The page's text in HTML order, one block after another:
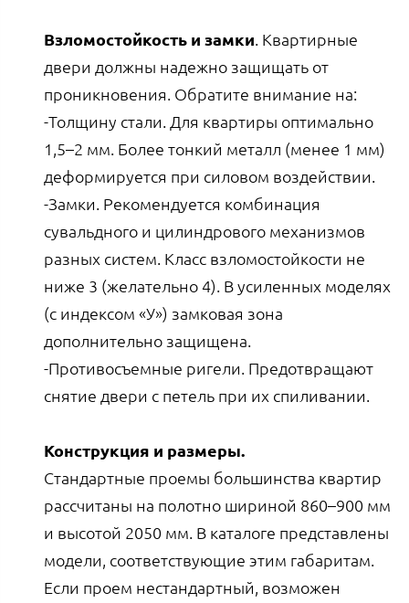
Взломостойкость и замки. Квартирные
двери должны надежно защищать от
проникновения. Обратите внимание на:
-Толщину стали. Для квартиры оптимально
1,5–2 мм. Более тонкий металл (менее 1 мм)
деформируется при силовом воздействии.
-Замки. Рекомендуется комбинация
сувальдного и цилиндрового механизмов
разных систем. Класс взломостойкости не
ниже 3 (желательно 4). В усиленных моделях
(с индексом «У») замковая зона
дополнительно защищена.
-Противосъемные ригели. Предотвращают
снятие двери с петель при их спиливании.
Конструкция и размеры.
Стандартные проемы большинства квартир
рассчитаны на полотно шириной 860–900 мм
и высотой 2050 мм. В каталоге представлены
модели, соответствующие этим габаритам.
Если проем нестандартный, возможен